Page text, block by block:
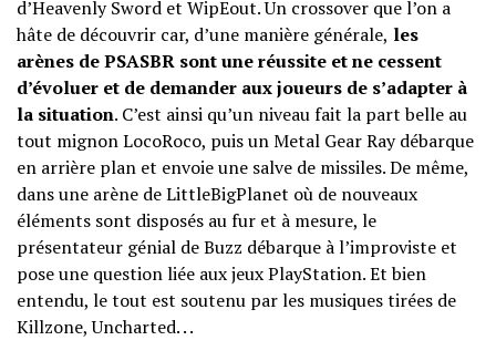
d’Heavenly Sword et WipEout. Un crossover que l’on a
hâte de découvrir car, d’une manière générale, les
arènes de PSASBR sont une réussite et ne cessent
d’évoluer et de demander aux joueurs de s’adapter à
la situation. C’est ainsi qu’un niveau fait la part belle au
tout mignon LocoRoco, puis un Metal Gear Ray débarque
en arrière plan et envoie une salve de missiles. De même,
dans une arène de LittleBigPlanet où de nouveaux
éléments sont disposés au fur et à mesure, le
présentateur génial de Buzz débarque à l’improviste et
pose une question liée aux jeux PlayStation. Et bien
entendu, le tout est soutenu par les musiques tirées de
Killzone, Uncharted. . .